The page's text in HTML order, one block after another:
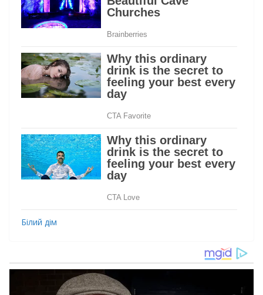
Білий дім